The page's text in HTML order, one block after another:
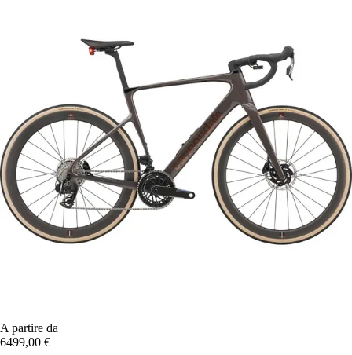
A partire da
6499,00 €